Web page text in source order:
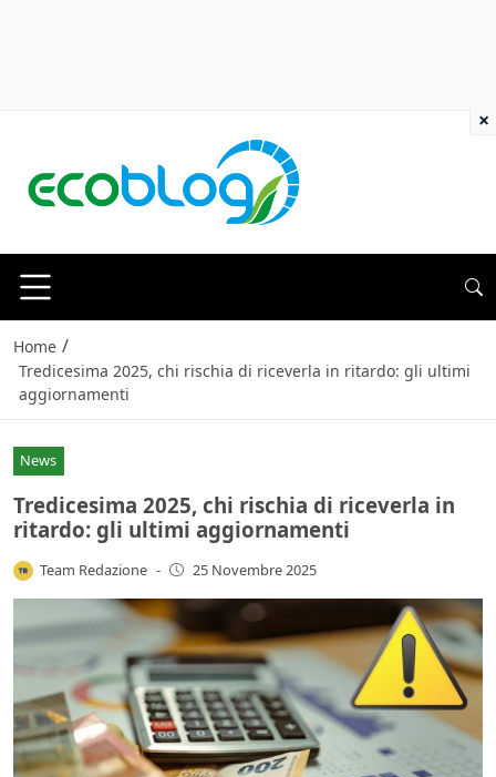
Home /
Tredicesima 2025, chi rischia di riceverla in ritardo: gli ultimi
aggiornamenti
News
Tredicesima 2025, chi rischia di riceverla in
ritardo: gli ultimi aggiornamenti
Team Redazione - 25 Novembre 2025
×